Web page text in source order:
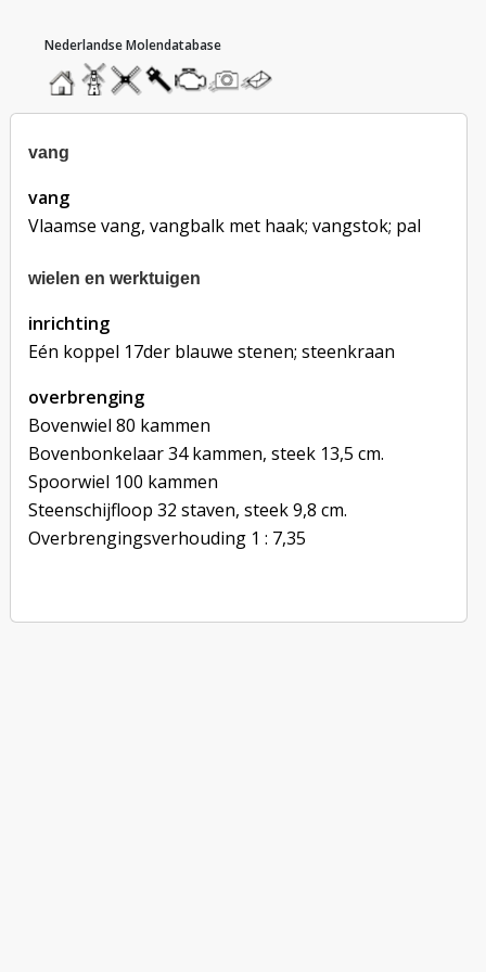
homemolendatabase
roedendatabase
assendatabase
motorendatabase
stuur
een
foto
stuur
een
bericht
vang
vang
Vlaamse vang, vangbalk met haak; vangstok; pal
wielen en werktuigen
inrichting
Eén koppel 17der blauwe stenen; steenkraan
overbrenging
Bovenwiel 80 kammen
Bovenbonkelaar 34 kammen, steek 13,5 cm.
Spoorwiel 100 kammen
Steenschijfloop 32 staven, steek 9,8 cm.
Overbrengingsverhouding 1 : 7,35